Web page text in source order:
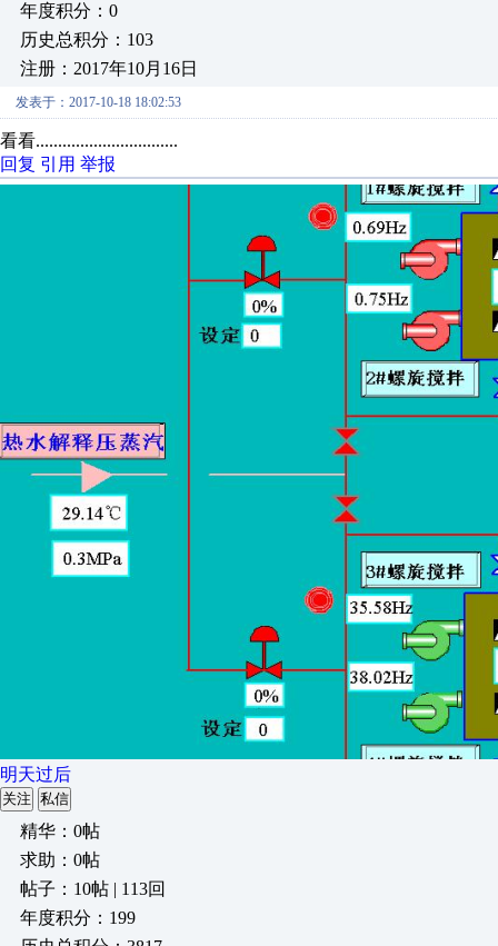
年度积分：0
历史总积分：103
注册：2017年10月16日
发表于：2017-10-18 18:02:53
看看................................
回复 引用 举报
明天过后
关注 私信
精华：0帖
求助：0帖
帖子：10帖 | 113回
年度积分：199